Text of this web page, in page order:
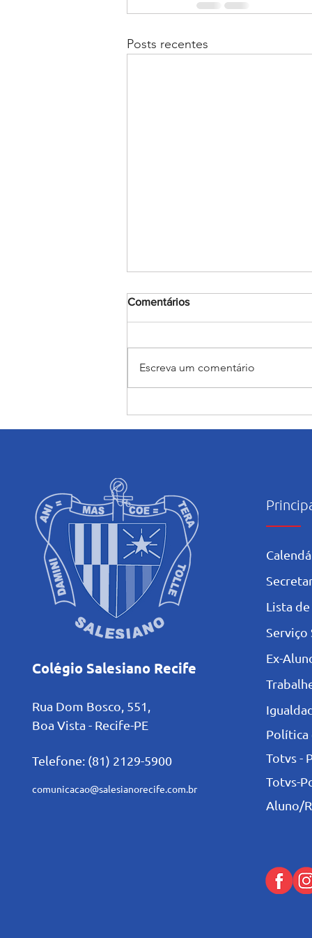
Posts recentes
Comentários
Escreva um comentário
Colégio Salesiano Recife
Rua Dom Bosco, 551,
Boa Vista - Recife-PE
Telefone: (81) 2129-5900
comunicacao@salesianorecife.com.br
L ista
Serviço
Ex-
Política
Totvs -
Totvs-
Aluno/